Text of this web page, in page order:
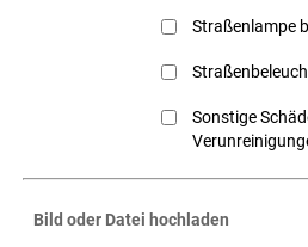
Straßenlampe
Sonstige
Bild oder Datei hochladen